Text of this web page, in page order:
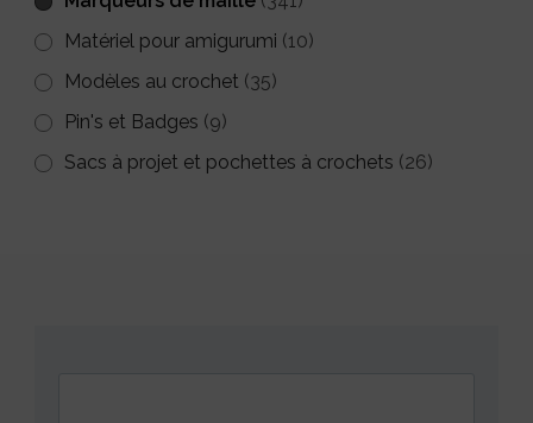
Matériel pour amigurumi (10)
Modèles au crochet (35)
Pin's et Badges (9)
Sacs à projet et pochettes à crochets (26)